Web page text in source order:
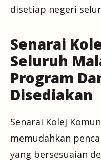
disetiap negeri
Senarai
Seluruh
Program
Disediakan
Senarai Kolej
memudahkan
yang bersesuaian